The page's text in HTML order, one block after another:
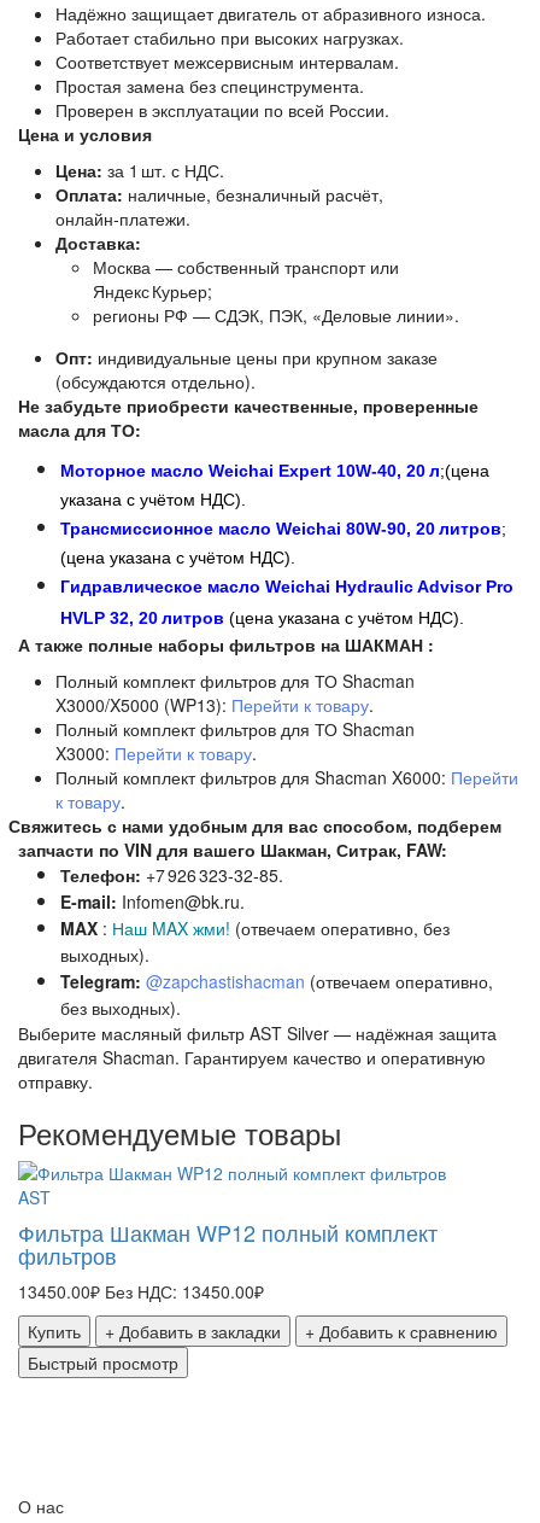
Надёжно защищает двигатель от абразивного износа.
Работает стабильно при высоких нагрузках.
Соответствует межсервисным интервалам.
Простая замена без специнструмента.
Проверен в эксплуатации по всей России.
Цена и условия
Цена: за 1 шт. с НДС.
Оплата: наличные, безналичный расчёт,
онлайн‑платежи.
Доставка:
Москва — собственный транспорт или
Яндекс Курьер;
регионы РФ — СДЭК, ПЭК, «Деловые линии».
Опт: индивидуальные цены при крупном заказе
(обсуждаются отдельно).
Не забудьте приобрести качественные, проверенные
масла для ТО:
Моторное масло Weichai Expert 10W‑40, 20 л;(цена
указана с учётом НДС).
Трансмиссионное масло Weichai 80W‑90, 20 литров;
(цена указана с учётом НДС).
Гидравлическое масло Weichai Hydraulic Advisor Pro
HVLP 32, 20 литров (цена указана с учётом НДС).
А также полные наборы фильтров на ШАКМАН :
Полный комплект фильтров для ТО Shacman
X3000/X5000 (WP13): Перейти к товару.
Полный комплект фильтров для ТО Shacman
X3000: Перейти к товару.
Полный комплект фильтров для Shacman X6000: Перейти
к товару.
с нами удобным для вас способом, подберем
запчасти по VIN для вашего Шакман, Ситрак, FAW:
Телефон: +7 926 323‑32‑85.
E‑mail: Infomen@bk.ru.
MAX : Наш MAX жми! (отвечаем оперативно, без
выходных).
Telegram: @zapchastishacman (отвечаем оперативно,
без выходных).
Выберите масляный фильтр AST Silver — надёжная защита
двигателя Shacman. Гарантируем качество и оперативную
отправку.
Рекомендуемые товары
AST
Фильтра Шакман WP12 полный комплект
фильтров
13450.00₽ Без НДС: 13450.00₽
Купить
+ Добавить в закладки
+ Добавить к сравнению
Быстрый просмотр
О нас